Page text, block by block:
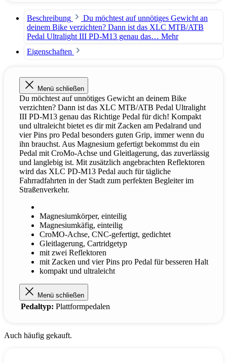
Beschreibung
Du möchtest auf unnötiges Gewicht an
deinem Bike verzichten? Dann ist das XLC MTB/ATB
Pedal Ultralight III PD-M13 genau das… Mehr
Eigenschaften
Menü schließen
Du möchtest auf unnötiges Gewicht an deinem Bike
verzichten? Dann ist das XLC MTB/ATB Pedal Ultralight
III PD-M13 genau das Richtige Pedal für dich! Kompakt
und ultraleicht bietet es dir mit Zacken am Pedalrand und
vier Pins pro Pedal besonders guten Grip, immer wenn du
ihn brauchst. Aus Magnesium gefertigt bekommst du ein
Pedal mit CroMo-Achse und Gleitlagerung, das zuverlässig
und langlebig ist. Mit zusätzlich angebrachten Reflektoren
wird das XLC PD-M13 Pedal auch für tägliche
Fahrradfahrten in der Stadt zum perfekten Begleiter im
Straßenverkehr.
Magnesiumkörper, einteilig
Magnesiumkäfig, einteilig
CroMO-Achse, CNC-gefertigt, gedichtet
Gleitlagerung, Cartridgetyp
mit zwei Reflektoren
mit Zacken und vier Pins pro Pedal für besseren Halt
kompakt und ultraleicht
Menü schließen
Pedaltyp: Plattformpedalen
Auch häufig gekauft.